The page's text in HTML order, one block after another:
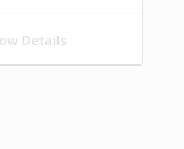
Details